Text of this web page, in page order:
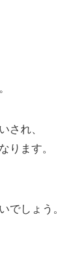
され、
ります。
でしょう。